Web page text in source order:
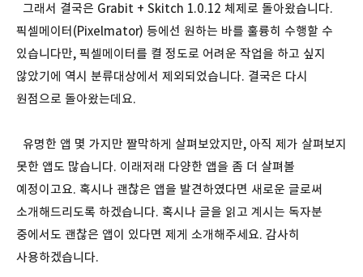
그래서 결국은 Grabit + Skitch 1.0.12 체제로 돌아왔습니다.
픽셀메이터(Pixelmator) 등에선 원하는 바를 훌륭히 수행할 수
있습니다만, 픽셀메이터를 켤 정도로 어려운 작업을 하고 싶지
않았기에 역시 분류대상에서 제외되었습니다. 결국은 다시
원점으로 돌아왔는데요.
유명한 앱 몇 가지만 짤막하게 살펴보았지만, 아직 제가 살펴보지
못한 앱도 많습니다. 이래저래 다양한 앱을 좀 더 살펴볼
예정이고요. 혹시나 괜찮은 앱을 발견하였다면 새로운 글로써
소개해드리도록 하겠습니다. 혹시나 글을 읽고 계시는 독자분
중에서도 괜찮은 앱이 있다면 제게 소개해주세요. 감사히
사용하겠습니다.